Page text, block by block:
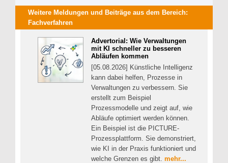
Weitere Meldungen und Beiträge aus dem Bereich:
Fachverfahren
Advertorial: Wie Verwaltungen
mit KI schneller zu besseren
Abläufen kommen
[05.08.2026] Künstliche Intelligenz
kann dabei helfen, Prozesse in
Verwaltungen zu verbessern. Sie
erstellt zum Beispiel
Prozessmodelle und zeigt auf, wie
Abläufe optimiert werden können.
Ein Beispiel ist die PICTURE-
Prozessplattform. Sie demonstriert,
wie KI in der Praxis funktioniert und
welche Grenzen es gibt. mehr...